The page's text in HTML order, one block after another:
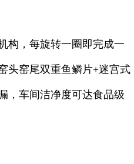
构，每旋转一圈即完成一
头窑尾双重鱼鳞片+迷宫式
，车间洁净度可达食品级